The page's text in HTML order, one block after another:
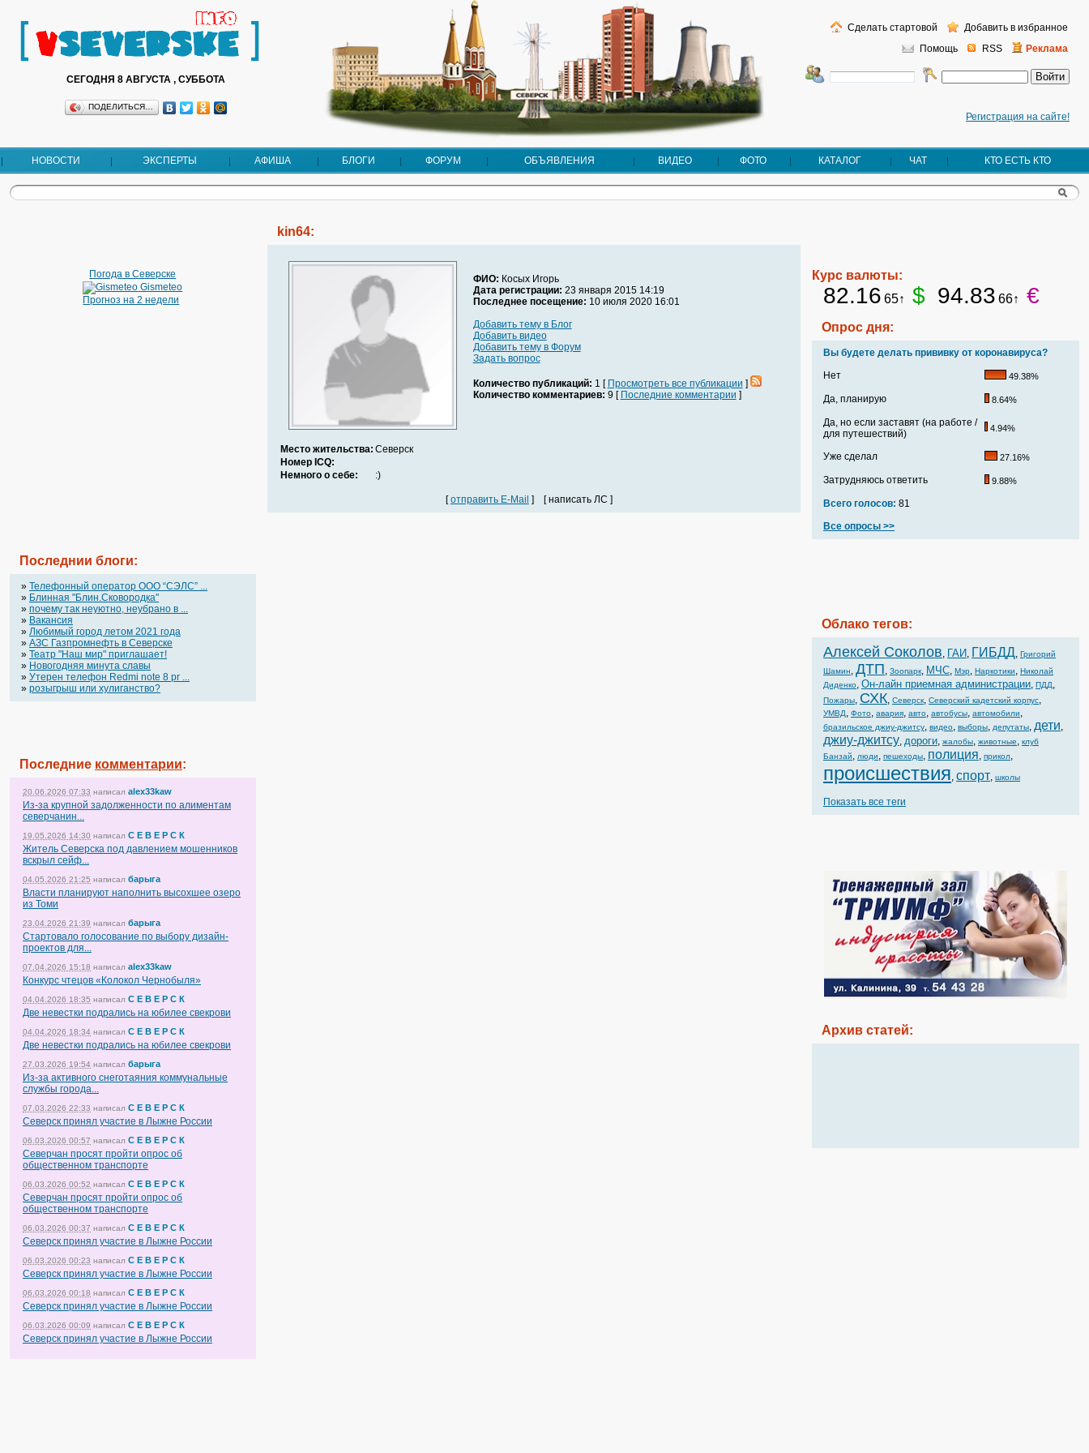
СЕГОДНЯ 8 АВГУСТА , СУББОТА
ПОДЕЛИТЬСЯ…
Регистрация на сайте!
Помощь RSS Реклама
Сделать стартовой Добавить в избранное
НОВОСТИ ЭКСПЕРТЫ АФИША БЛОГИ ФОРУМ ОБЪЯВЛЕНИЯ ВИДЕО ФОТО КАТАЛОГ ЧАТ КТО ЕСТЬ КТО
Погода в Северске
Gismeteo
Прогноз на 2 недели
Последнии блоги:
» Телефонный оператор OOO “СЭЛС” ...
» Блинная "Блин.Сковородка"
» почему так неуютно, неубрано в ...
» Вакансия
» Любимый город летом 2021 года
» АЗС Газпромнефть в Северске
» Театр "Наш мир" приглашает!
» Новогодняя минута славы
» Утерен телефон Redmi note 8 pr ...
» розыгрыш или хулиганство?
Последние комментарии:
20.06.2026 07:33 написал alex33kaw
Из-за крупной задолженности по алиментам
северчанин...
19.05.2026 14:30 написал С Е В Е Р С К
Житель Северска под давлением мошенников
вскрыл сейф...
04.05.2026 21:25 написал барыга
Власти планируют наполнить высохшее озеро
из Томи
23.04.2026 21:39 написал барыга
Стартовало голосование по выбору дизайн-
проектов для...
07.04.2026 15:18 написал alex33kaw
Конкурс чтецов «Колокол Чернобыля»
04.04.2026 18:35 написал С Е В Е Р С К
Две невестки подрались на юбилее свекрови
04.04.2026 18:34 написал С Е В Е Р С К
Две невестки подрались на юбилее свекрови
27.03.2026 19:54 написал барыга
Из-за активного снеготаяния коммунальные
службы города...
07.03.2026 22:33 написал С Е В Е Р С К
Северск принял участие в Лыжне России
06.03.2026 00:57 написал С Е В Е Р С К
Северчан просят пройти опрос об
общественном транспорте
06.03.2026 00:52 написал С Е В Е Р С К
Северчан просят пройти опрос об
общественном транспорте
06.03.2026 00:37 написал С Е В Е Р С К
Северск принял участие в Лыжне России
06.03.2026 00:23 написал С Е В Е Р С К
Северск принял участие в Лыжне России
06.03.2026 00:18 написал С Е В Е Р С К
Северск принял участие в Лыжне России
06.03.2026 00:09 написал С Е В Е Р С К
Северск принял участие в Лыжне России
kin64:
ФИО: Косых Игорь
Дата регистрации: 23 января 2015 14:19
Последнее посещение: 10 июля 2020 16:01
Добавить тему в Блог
Добавить видео
Добавить тему в Форум
Задать вопрос
Количество публикаций: 1 [ Просмотреть все публикации ]
Количество комментариев: 9 [ Последние комментарии ]
Место жительства: Северск
Номер ICQ:
Немного о себе:
:)
[отправить E-Mail ] [ написать ЛС ]
Курс валюты:
82.16 65↑ $ 94.83 66↑ €
Опрос дня:
Вы будете делать прививку от коронавируса?
Нет
49.38%
Да, планирую 8.64%
Да, но если заставят (на работе /
для путешествий)
4.94%
Уже сделал 27.16%
Затрудняюсь ответить 9.88%
Всего голосов: 81
Все опросы >>
Облако тегов:
Алексей Соколов, ГАИ, ГИБДД, Григорий
Шамин, ДТП, Зоопарк, МЧС, Мэр, Наркотики, Николай
Диденко, Он-лайн приемная администрации, ПДД,
Пожары, СХК, Северск, Северский кадетский корпус,
УМВД, Фото, авария, авто, автобусы, автомобили,
бразильское джиу-джитсу, видео, выборы, депутаты, дети,
джиу-джитсу, дороги, жалобы, животные, клуб
Банзай, люди, пешеходы, полиция, прикол,
происшествия, спорт, школы
Показать все теги
Архив статей: